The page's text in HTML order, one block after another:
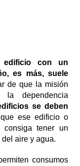
con un
es más, suele
de que la misión
dependencia
se deben
ese edificio o
consiga tener un
aire y agua.
consumos